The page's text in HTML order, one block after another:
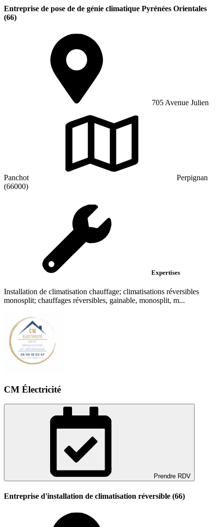
Entreprise de pose de de génie climatique Pyrénées Orientales
(66)
705 Avenue Julien
Panchot
Perpignan
(66000)
Expertises
Installation de climatisation chauffage; climatisations réversibles
monosplit; chauffages réversibles, gainable, monosplit, m...
CM Électricité
Prendre RDV
Entreprise d'installation de climatisation réversible (66)